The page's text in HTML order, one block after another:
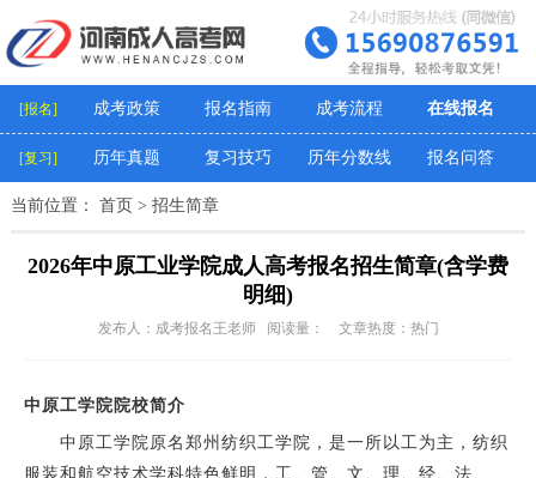
[报名] 成考政策 报名指南 成考流程 在线报名
[复习] 历年真题 复习技巧 历年分数线 报名问答
当前位置： 首页> 招生简章
2026年中原工业学院成人高考报名招生简章(含学费
明细)
发布人：成考报名王老师 阅读量： 文章热度：热门
中原工学院院校简介
中原工学院原名郑州纺织工学院，是一所以工为主，纺织
服装和航空技术学科特色鲜明，工、管、文、理、经、法、